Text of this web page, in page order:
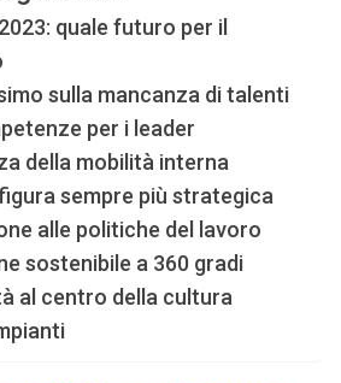
quale futuro per il
sulla mancanza di talenti
per i leader
della mobilità interna
figura sempre più strategica
alle politiche del lavoro
sostenibile a 360 gradi
al centro della cultura